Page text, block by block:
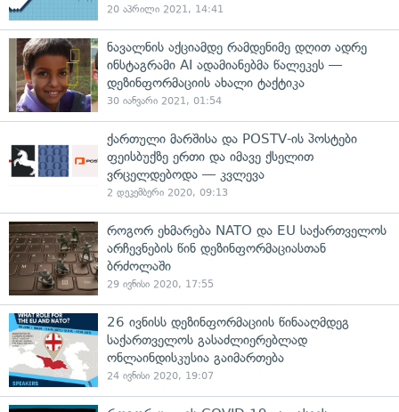
20 აპრილი 2021, 14:41
ნავალნის აქციამდე რამდენიმე დღით ადრე
ინსტაგრამი AI ადამიანებმა წალეკეს —
დეზინფორმაციის ახალი ტაქტიკა
30 იანვარი 2021, 01:54
ქართული მარშისა და POSTV-ის პოსტები
ფეისბუქზე ერთი და იმავე ქსელით
ვრცელდებოდა — კვლევა
2 დეკემბერი 2020, 09:13
როგორ ეხმარება NATO და EU საქართველოს
არჩევნების წინ დეზინფორმაციასთან
ბრძოლაში
29 ივნისი 2020, 17:55
26 ივნისს დეზინფორმაციის წინააღმდეგ
საქართველოს გასაძლიერებლად
ონლაინდისკუსია გაიმართება
24 ივნისი 2020, 19:07